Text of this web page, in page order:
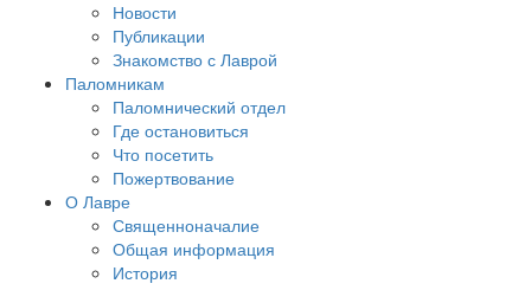
Новости
Публикации
Знакомство с Лаврой
Паломникам
Паломнический отдел
Где остановиться
Что посетить
Пожертвование
О Лавре
Священноначалие
Общая информация
История